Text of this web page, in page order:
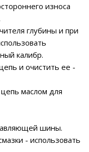
износа
глубины и при
калибр.
и очистить ее -
маслом для
шины.
- использовать